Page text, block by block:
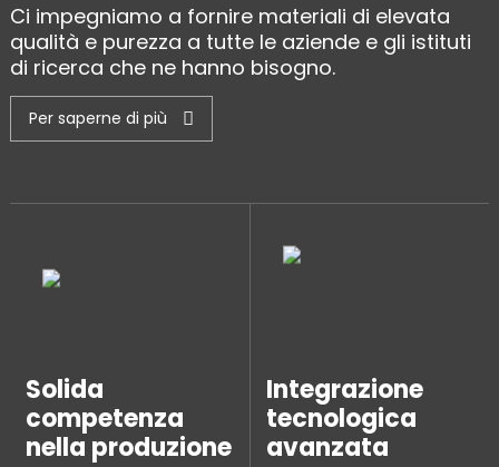
Ci impegniamo a fornire materiali di elevata
qualità e purezza a tutte le aziende e gli istituti
di ricerca che ne hanno bisogno.
Per saperne di più
Solida
competenza
nella produzione
Integrazione
tecnologica
avanzata